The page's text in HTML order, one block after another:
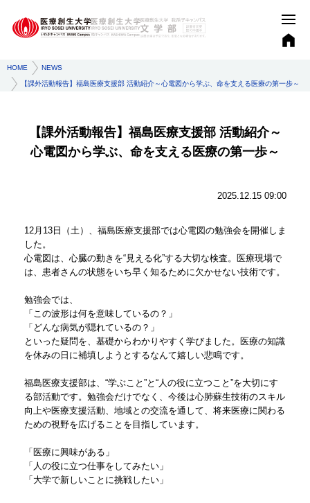
HOME NEWS
【課外活動報告】福島医療支援部 活動紹介～心電図から学ぶ、命を支える医療の第一歩～
【課外活動報告】福島医療支援部 活動紹介～
心電図から学ぶ、命を支える医療の第一歩～
2025.12.15 09:00
12月13日（土）、福島医療支援部では心電図の勉強会を開催しま
した。
心電図は、心臓の動きを“見える化”する大切な検査。医療現場で
は、患者さんの状態をいち早く知るために欠かせない技術です。
勉強会では、
「この波形は何を意味しているの？」
「どんな病気が隠れているの？」
といった疑問を、基礎からわかりやすく学びました。医療の知識
を休みの日に補填しようとするなんて嬉しい悲鳴です。
福島医療支援部は、“学ぶこと”と“人の役に立つこと”を大切にす
る部活動です。勉強会だけでなく、今後は心肺蘇生技術のスキル
向上や医療支援活動、地域との交流を通して、将来医療に関わる
ための視野を広げることを目指しています。
「医療に興味がある」
「人の役に立つ仕事をしてみたい」
「大学で新しいことに挑戦したい」